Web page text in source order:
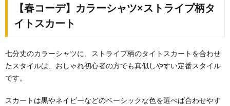
【春コーデ】カラーシャツ×ストライプ柄タ
イトスカート
七分丈のカラーシャツに、ストライプ柄のタイトスカートを合わせ
たスタイルは、おしゃれ初心者の方でも真似しやすい定番スタイル
です。
スカートは黒やネイビーなどのベーシックな色を選べば合わせやす